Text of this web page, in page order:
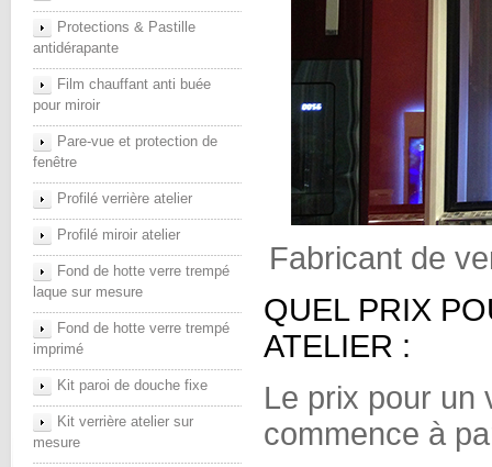
Protections & Pastille
antidérapante
Film chauffant anti buée
pour miroir
Pare-vue et protection de
fenêtre
Profilé verrière atelier
Profilé miroir atelier
Fond de hotte verre trempé
laque sur mesure
Fond de hotte verre trempé
imprimé
Kit paroi de douche fixe
Kit verrière atelier sur
mesure
Fabricant de
QUEL PRIX
ATELIER :
Le prix pour un
commence à